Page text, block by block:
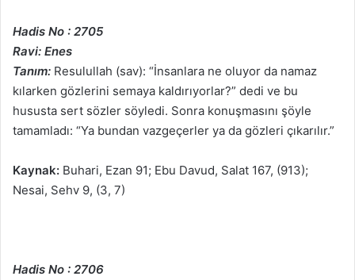
Hadis No : 2705
Ravi: Enes
Tanım: Resulullah (sav): “İnsanlara ne oluyor da namaz
kılarken gözlerini semaya kaldırıyorlar?” dedi ve bu
hususta sert sözler söyledi. Sonra konuşmasını şöyle
tamamladı: “Ya bundan vazgeçerler ya da gözleri çıkarılır.”
Kaynak: Buhari, Ezan 91; Ebu Davud, Salat 167, (913);
Nesai, Sehv 9, (3, 7)
Hadis No : 2706